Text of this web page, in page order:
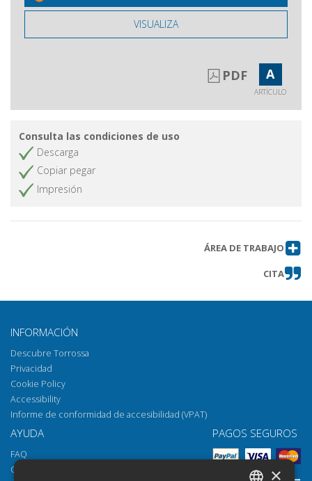
VISUALIZA
PDF A
ARTÍCULO
Consulta las condiciones de uso
Descarga
Copiar pegar
Impresión
ÁREA DE TRABAJO
CITA
INFORMACIÓN
Descubre Torrossa
Privacidad
Cookie Policy
Accessibility
Informe de conformidad de accesibilidad (VPAT)
AYUDA
FAQ
Cómo abrir los archivos
PAGOS SEGUROS
×